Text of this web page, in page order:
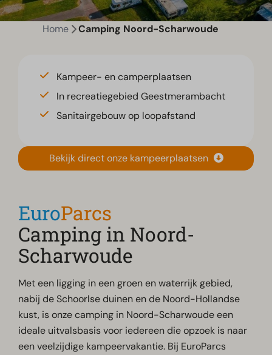
Home Camping Noord-Scharwoude
Kampeer- en camperplaatsen
In recreatiegebied Geestmerambacht
Sanitairgebouw op loopafstand
Bekijk direct onze kampeerplaatsen
EuroParcs
Camping in Noord-
Scharwoude
Met een ligging in een groen en waterrijk gebied,
nabij de Schoorlse duinen en de Noord-Hollandse
kust, is onze camping in Noord-Scharwoude een
ideale uitvalsbasis voor iedereen die opzoek is naar
een veelzijdige kampeervakantie. Bij EuroParcs